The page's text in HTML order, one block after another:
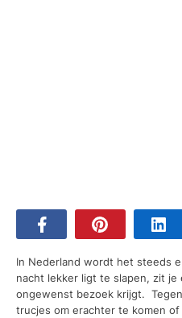
In Nederland wordt het steeds
nacht lekker ligt te slapen, zit
ongewenst bezoek krijgt.
trucjes om erachter te komen